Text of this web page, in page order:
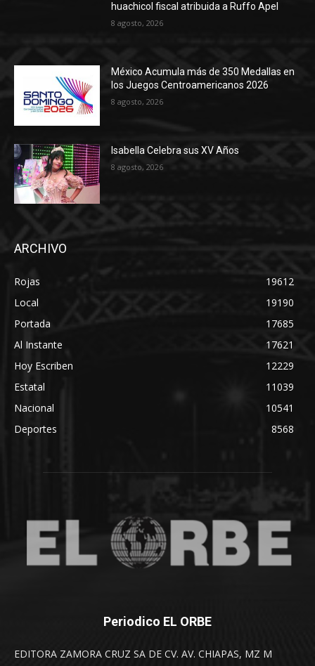
huachicol fiscal atribuida a Ruffo Apel
8 agosto, 2026
México Acumula más de 350 Medallas en
los Juegos Centroamericanos 2026
8 agosto, 2026
Isabella Celebra sus XV Años
8 agosto, 2026
ARCHIVO
Rojas
19612
Local
19190
Portada
17685
Al Instante
17621
Hoy Escriben
12229
Estatal
11039
Nacional
10541
Deportes
8568
Periodico EL ORBE
EDITORA ZAMORA CRUZ SA DE CV. AV. CHIAPAS, MZ M